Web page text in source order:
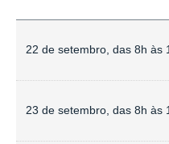
22 de setembro, das 8h às
23 de setembro, das 8h às